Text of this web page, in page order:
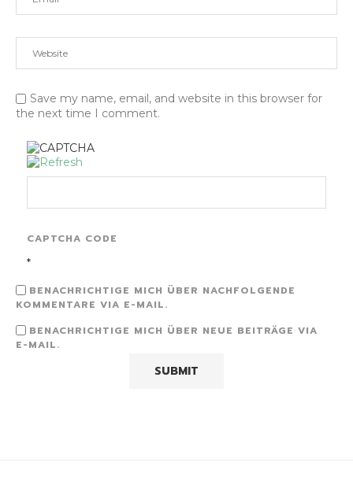
Save my name, email, and website in this browser for
the next time I comment.
CAPTCHA CODE
*
BENACHRICHTIGE MICH ÜBER NACHFOLGENDE
KOMMENTARE VIA E-MAIL.
BENACHRICHTIGE MICH ÜBER NEUE BEITRÄGE VIA
E-MAIL.